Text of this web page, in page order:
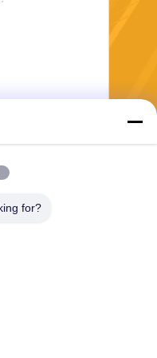
Senden Sie
for?